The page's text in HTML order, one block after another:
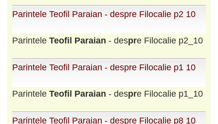
Parintele Teofil Paraian - despre Filocalie p2 10
Parintele Teofil Paraian - despre Filocalie p2_10
Parintele Teofil Paraian - despre Filocalie p1 10
Parintele Teofil Paraian - despre Filocalie p1_10
Parintele Teofil Paraian - despre Filocalie p8 10